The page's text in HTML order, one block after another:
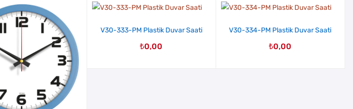
V30-333-PM Plastik Duvar Saati
₺0,00
V30-334-PM Plastik Duvar Saati
₺0,00